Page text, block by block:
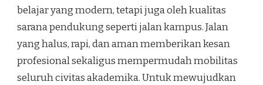
belajar yang modern, tetapi juga oleh kualitas
sarana pendukung seperti jalan kampus. Jalan
yang halus, rapi, dan aman memberikan kesan
profesional sekaligus mempermudah mobilitas
seluruh civitas akademika. Untuk mewujudkan